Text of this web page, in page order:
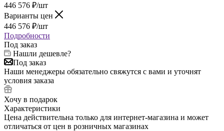
446 576 ₽/шт
Варианты цен
446 576 ₽/шт
Подробности
Под заказ
Нашли дешевле?
Под заказ
Наши менеджеры обязательно свяжутся с вами и уточнят
условия заказа
Хочу в подарок
Характеристики
Цена действительна только для интернет-магазина и может
отличаться от цен в розничных магазинах